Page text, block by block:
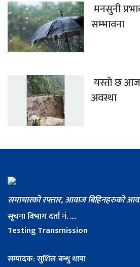
मनसुनी
सम्भावना
यस्तो छ आज
अवस्था
समाचारको रफ्तार, आवाज बिहिनहरुको
सूचना विभाग दर्ता नं. ....
Testing Transmission
सम्पादक: सुशिल बन्धु थापा